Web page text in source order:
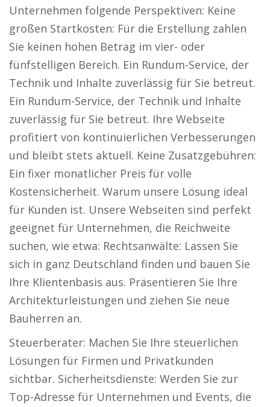
Unternehmen folgende Perspektiven: Keine
großen Startkosten: Für die Erstellung zahlen
Sie keinen hohen Betrag im vier- oder
fünfstelligen Bereich. Ein Rundum-Service, der
Technik und Inhalte zuverlässig für Sie betreut.
Ein Rundum-Service, der Technik und Inhalte
zuverlässig für Sie betreut. Ihre Webseite
profitiert von kontinuierlichen Verbesserungen
und bleibt stets aktuell. Keine Zusatzgebühren:
Ein fixer monatlicher Preis für volle
Kostensicherheit. Warum unsere Lösung ideal
für Kunden ist. Unsere Webseiten sind perfekt
geeignet für Unternehmen, die Reichweite
suchen, wie etwa: Rechtsanwälte: Lassen Sie
sich in ganz Deutschland finden und bauen Sie
Ihre Klientenbasis aus. Präsentieren Sie Ihre
Architekturleistungen und ziehen Sie neue
Bauherren an.
Steuerberater: Machen Sie Ihre steuerlichen
Lösungen für Firmen und Privatkunden
sichtbar. Sicherheitsdienste: Werden Sie zur
Top-Adresse für Unternehmen und Events, die